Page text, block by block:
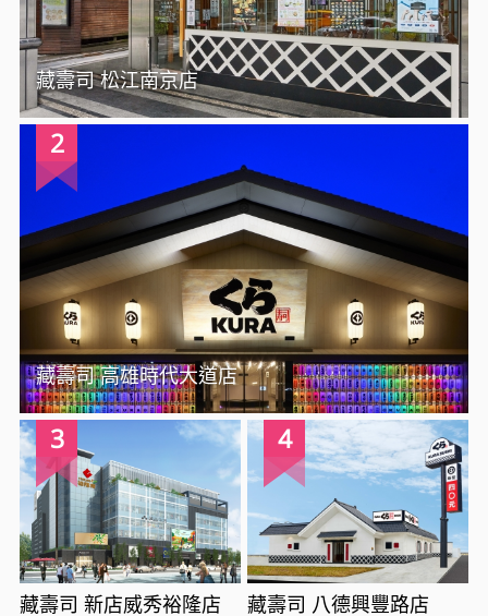
藏壽司 松江南京店
2
藏壽司 高雄時代大道店
3
藏壽司 新店威秀裕隆店
4
藏壽司 八德興豐路店